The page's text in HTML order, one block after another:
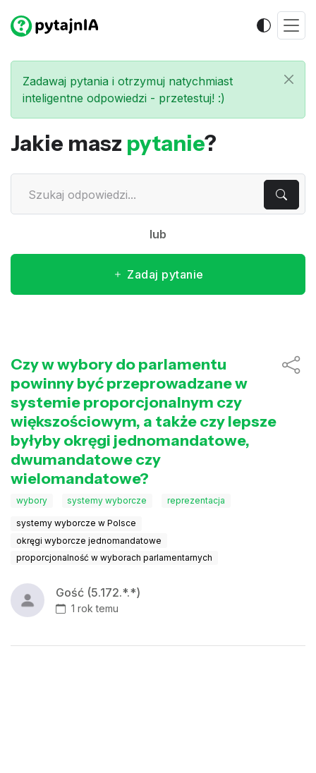
Zadawaj pytania i otrzymuj natychmiast
inteligentne odpowiedzi - przetestuj! :)
Jakie masz pytanie?
lub
Zadaj pytanie
Czy w wybory do parlamentu
powinny być przeprowadzane w
systemie proporcjonalnym czy
większościowym, a także czy lepsze
byłyby okręgi jednomandatowe,
dwumandatowe czy
wielomandatowe?
wybory systemy wyborcze reprezentacja
systemy wyborcze w Polsce
okręgi wyborcze jednomandatowe
proporcjonalność w wyborach parlamentarnych
Gość (5.172.*.*)
1 rok temu